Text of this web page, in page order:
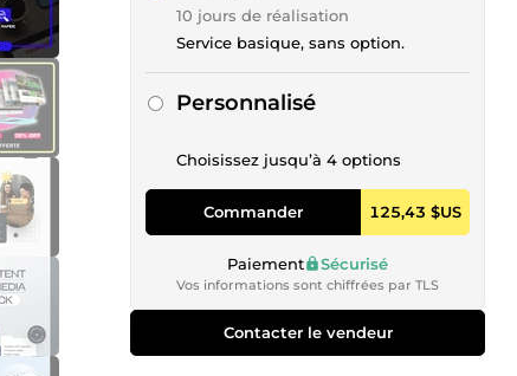
10 jours de réalisation
Service basique, sans option.
Personnalisé
Choisissez jusqu’à 4 options
Commander 125,43 $US
Paiement Sécurisé
Vos informations sont chiffrées par TLS
Contacter le vendeur